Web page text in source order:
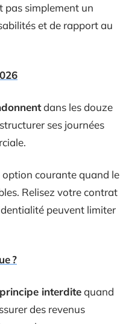
pas simplement un
et de rapport au
dans les douze
ses journées
option courante quand le
Relisez votre contrat
peuvent limiter
?
interditequand
des revenus